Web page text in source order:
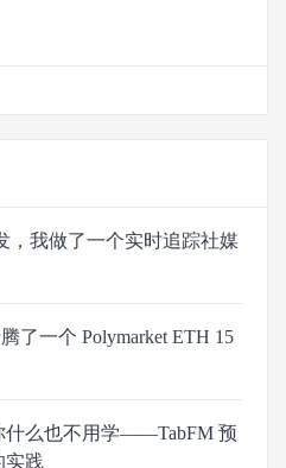
，我做了一个实时追踪社媒
了一个 Polymarket ETH 15
什么也不用学——TabFM 预
实践